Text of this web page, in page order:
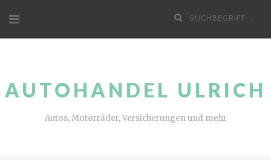
Inhalt
Suche
AUTOHANDEL ULRICH
Autos, Motorräder, Versicherungen und mehr